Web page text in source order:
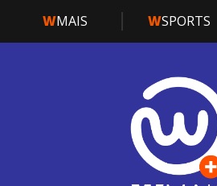
WMAIS WSPORTS